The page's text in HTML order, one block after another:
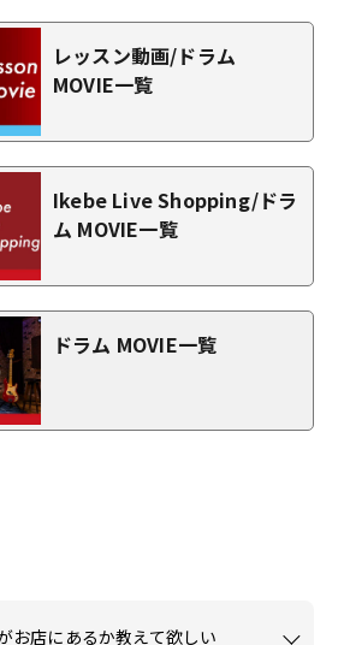
レッスン動画/ドラム
MOVIE一覧
Ikebe Live Shopping/ドラ
ム MOVIE一覧
ドラム MOVIE一覧
お店にあるか教えて欲しい